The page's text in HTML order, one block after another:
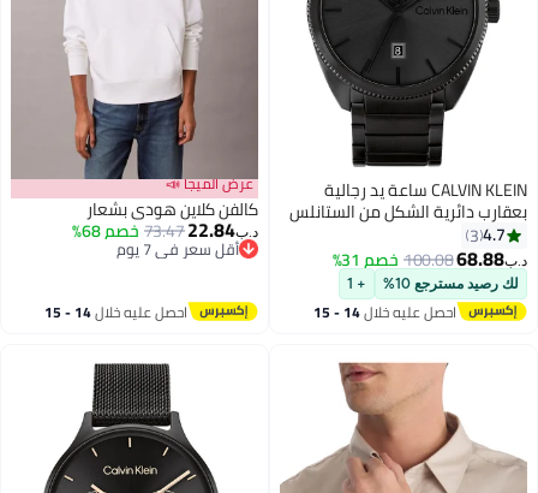
CALVIN KLEIN ساعة يد رجالية
بعقارب دائرية الشكل من الستانلس
ستيل 25200448 - 42 ملم
4.7
3
د.ب‏68.88
100.08خصم 31%
لك رصيد مسترجع 10% + 1
احصل عليه خلال 14 - 15
عرض الميجا 📣
كالفن كلاين هودي بشعار
د.ب‏22.84
73.47خصم 68%
أقل سعر في 7 يوم
أقل سعر في 7 يوم
احصل عليه خلال 14 - 15